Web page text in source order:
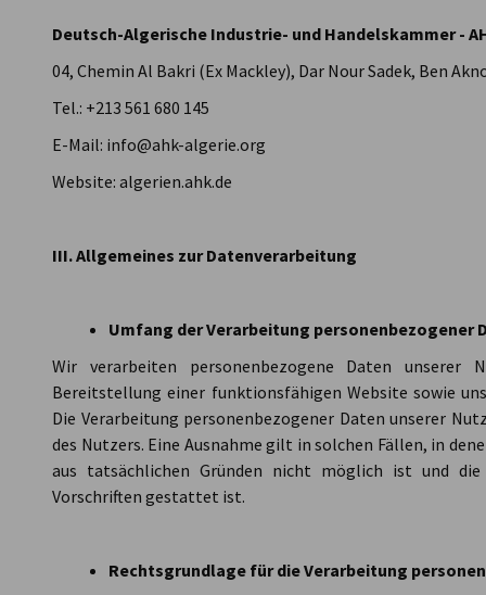
Deutsch-Algerische Industrie- und Handelskammer -
04, Chemin Al Bakri (Ex Mackley), Dar Nour Sadek, Ben
Tel.: +213 561 680 145
E-Mail: info@ahk-algerie.org
Website: algerien.ahk.de
III. Allgemeines zur Datenverarbeitung
Umfang der Verarbeitung personenbezogener
Wir verarbeiten personenbezogene Daten
Bereitstellung einer funktionsfähigen Website sowie
Die Verarbeitung personenbezogener Daten unserer
des Nutzers. Eine Ausnahme gilt in solchen Fällen, in
aus tatsächlichen Gründen nicht möglich ist und
Vorschriften gestattet ist.
Rechtsgrundlage für die Verarbeitung